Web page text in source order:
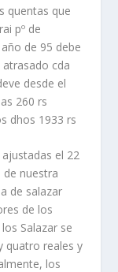
quentas que
pº de
de 95 debe
cda
desde el
260 rs
dhos 1933 rs
el 22
nuestra
de salazar
de los
Salazar se
quatro reales y
los